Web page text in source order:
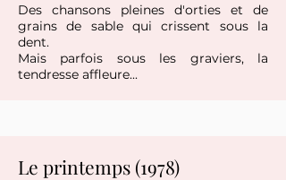
Des chansons pleines d'orties et de
grains de sable qui crissent sous la
dent.
​Mais parfois sous les graviers, la
tendresse affleure...
Le printemps (1978)